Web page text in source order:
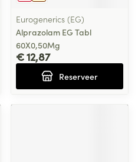
Eurogenerics (EG)
Alprazolam EG Tabl
60X0,50Mg
€ 12,87
Reserveer